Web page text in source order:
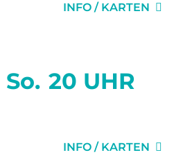
INFO / KARTEN
So. 20 UHR
INFO / KARTEN